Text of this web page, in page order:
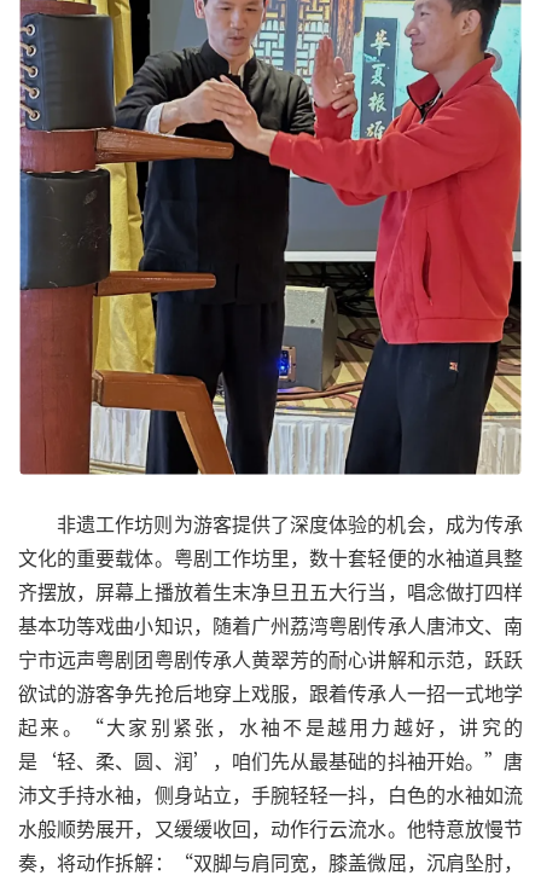
非遗工作坊则为游客提供了深度体验的机会，成为传承
文化的重要载体。粤剧工作坊里，数十套轻便的水袖道具整
齐摆放，屏幕上播放着生末净旦丑五大行当，唱念做打四样
基本功等戏曲小知识，随着广州荔湾粤剧传承人唐沛文、南
宁市远声粤剧团粤剧传承人黄翠芳的耐心讲解和示范，跃跃
欲试的游客争先抢后地穿上戏服，跟着传承人一招一式地学
起来。“大家别紧张，水袖不是越用力越好，讲究的
是‘轻、柔、圆、润’，咱们先从最基础的抖袖开始。”唐
沛文手持水袖，侧身站立，手腕轻轻一抖，白色的水袖如流
水般顺势展开，又缓缓收回，动作行云流水。他特意放慢节
奏，将动作拆解：“双脚与肩同宽，膝盖微屈，沉肩坠肘，